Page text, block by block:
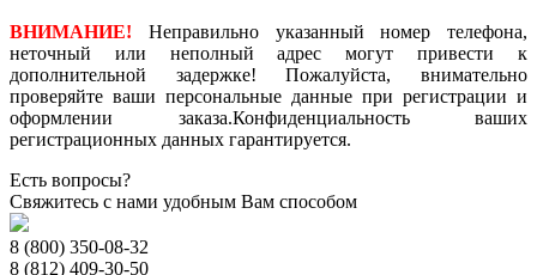
ВНИМАНИЕ! Неправильно указанный номер телефона,
неточный или неполный адрес могут привести к
дополнительной задержке! Пожалуйста, внимательно
проверяйте ваши персональные данные при регистрации и
оформлении заказа.Конфиденциальность ваших
регистрационных данных гарантируется.
Есть вопросы?
Свяжитесь с нами удобным Вам способом
8 (800) 350-08-32
8 (812) 409-30-50